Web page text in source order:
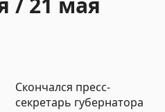
Скончался пресс-
секретарь губернатора